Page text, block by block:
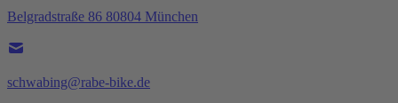
Belgradstraße 86 80804 München
schwabing@rabe-bike.de